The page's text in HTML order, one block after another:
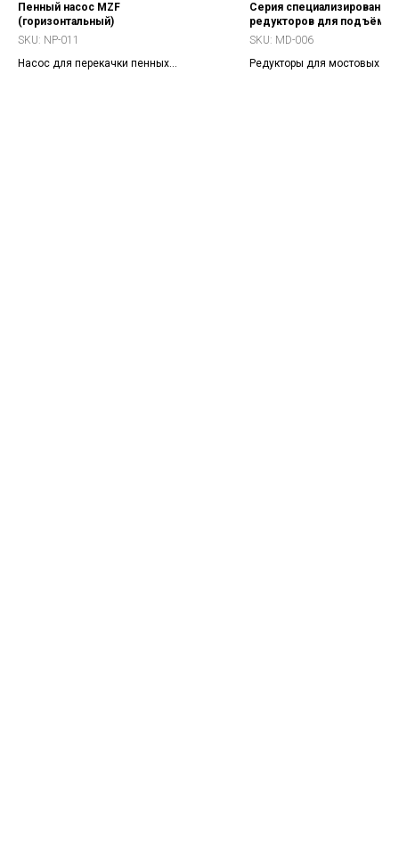
Пенный насос MZF
(горизонтальный)
SKU: NP-011
Насос для перекачки пенных
Серия
редукторов для
механизмов
SKU: MD-006
Редукторы для мостовых и